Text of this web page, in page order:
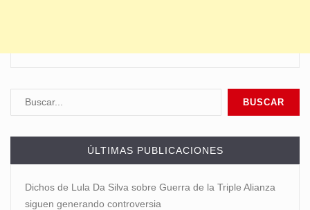
ÚLTIMAS PUBLICACIONES
Dichos de Lula Da Silva sobre Guerra de la Triple Alianza
siguen generando controversia